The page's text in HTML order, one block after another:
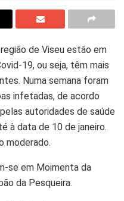
de Viseu estão em
19, ou seja, têm mais
Numa semana foram
infetadas, de acordo
autoridades de saúde
à data de 10 de janeiro.
moderado.
se em Moimenta da
da Pesqueira.